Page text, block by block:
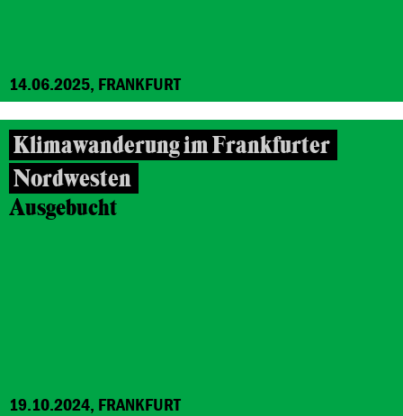
14.06.2025, FRANKFURT
Klimawanderung im Frankfurter
Nordwesten
Ausgebucht
19.10.2024, FRANKFURT